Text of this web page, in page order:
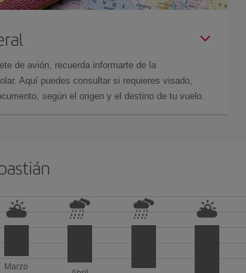
de avión, recuerda informarte de la
Aquí puedes consultar si requieres visado,
según el origen y el destino de tu vuelo.
Marzo